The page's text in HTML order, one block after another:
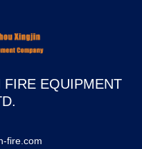
EQUIPMENT
fire.com